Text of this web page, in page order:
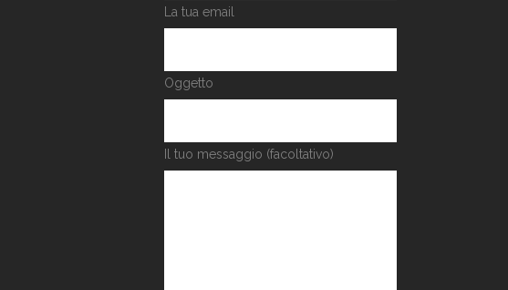
La tua email
Oggetto
Il tuo messaggio (facoltativo)